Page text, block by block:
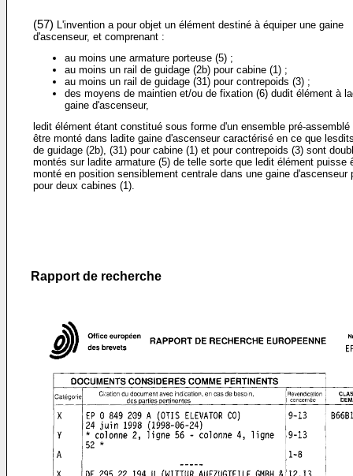
(57) L'invention a pour objet un élément destiné à équiper une gaine
d'ascenseur, et comprenant :
au moins une armature porteuse (5) ;
au moins un rail de guidage (2b) pour cabine (1) ;
au moins un rail de guidage (31) pour contrepoids (3) ;
des moyens de maintien et/ou de fixation (6) dudit élément à
gaine d'ascenseur,
ledit élément étant constitué sous forme d'un ensemble pré-assemblé
être monté dans ladite gaine d'ascenseur caractérisé en ce que
de guidage (2b), (31) pour cabine (1) et pour contrepoids (3) sont
montés sur ladite armature (5) de telle sorte que ledit élément puisse
monté en position sensiblement centrale dans une gaine d'ascenseur
pour deux cabines (1).
Rapport de recherche